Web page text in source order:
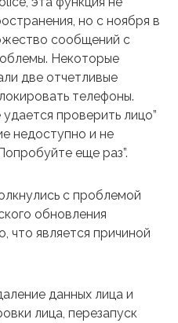
но с ноября в
сообщений с
Некоторые
две отчетливые
телефоны.
проверить лицо”
недоступно и не
еще раз”.
с проблемой
обновления
что является причиной
данных лица и
лица, перезапуск